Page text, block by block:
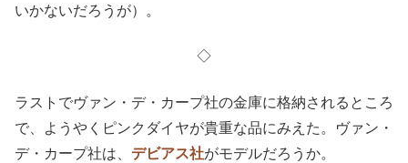
いかないだろうが）。
◇
ラストでヴァン・デ・カープ社の金庫に格納されるところ
で、ようやくピンクダイヤが貴重な品にみえた。ヴァン・
デ・カープ社は デビアス社がモデルだろうか。